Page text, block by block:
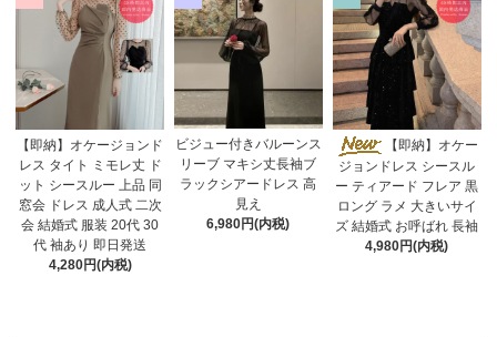
【即納】オケージョンド
レス タイト ミモレ丈 ド
ット シースルー 上品 同
窓会 ドレス 成人式 二次
会 結婚式 服装 20代 30
代 袖あり 即日発送
4,280円(内税)
ビジュー付きバルーンス
リーブ マキシ丈長袖ブ
ラックシアードレス 高
見え
6,980円(内税)
【即納】オケー
ジョンドレス シースル
ー ティアード フレア 黒
ロング ラメ 大きいサイ
ズ 結婚式 お呼ばれ 長袖
4,980円(内税)